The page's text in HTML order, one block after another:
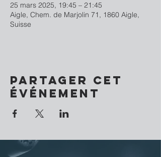
25 mars 2025, 19:45 – 21:45
Aigle, Chem. de Marjolin 71, 1860 Aigle,
Suisse
Partager cet
événement